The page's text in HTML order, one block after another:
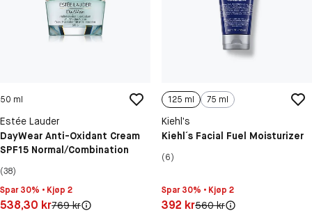
50 ml
Estée Lauder
DayWear Anti-Oxidant Cream
SPF15 Normal/Combination
(38)
Spar 30% • Kjøp 2
Pris: 538,30 kr
538,30 krOriginal pris:
769 kr
125 ml 75 ml
Kiehl’s
Kiehl´s Facial Fuel Moisturizer
(6)
Spar 30% • Kjøp 2
Pris: 392 kr
392 krOriginal pris:
560 kr